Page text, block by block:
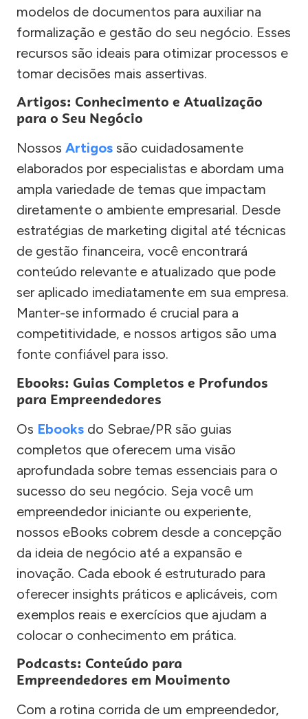
modelos de documentos para auxiliar na
formalização e gestão do seu negócio. Esses
recursos são ideais para otimizar processos e
tomar decisões mais assertivas.
Artigos: Conhecimento e Atualização
para o Seu Negócio
Nossos Artigos são cuidadosamente
elaborados por especialistas e abordam uma
ampla variedade de temas que impactam
diretamente o ambiente empresarial. Desde
estratégias de marketing digital até técnicas
de gestão financeira, você encontrará
conteúdo relevante e atualizado que pode
ser aplicado imediatamente em sua empresa.
Manter-se informado é crucial para a
competitividade, e nossos artigos são uma
fonte confiável para isso.
Ebooks: Guias Completos e Profundos
para Empreendedores
Os Ebooks do Sebrae/PR são guias
completos que oferecem uma visão
aprofundada sobre temas essenciais para o
sucesso do seu negócio. Seja você um
empreendedor iniciante ou experiente,
nossos eBooks cobrem desde a concepção
da ideia de negócio até a expansão e
inovação. Cada ebook é estruturado para
oferecer insights práticos e aplicáveis, com
exemplos reais e exercícios que ajudam a
colocar o conhecimento em prática.
Podcasts: Conteúdo para
Empreendedores em Movimento
Com a rotina corrida de um empreendedor,